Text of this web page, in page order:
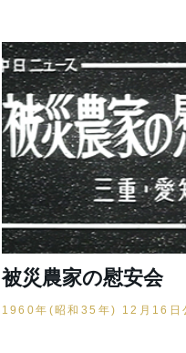
被災農家の慰安会
1960年(昭和35年) 12月16日